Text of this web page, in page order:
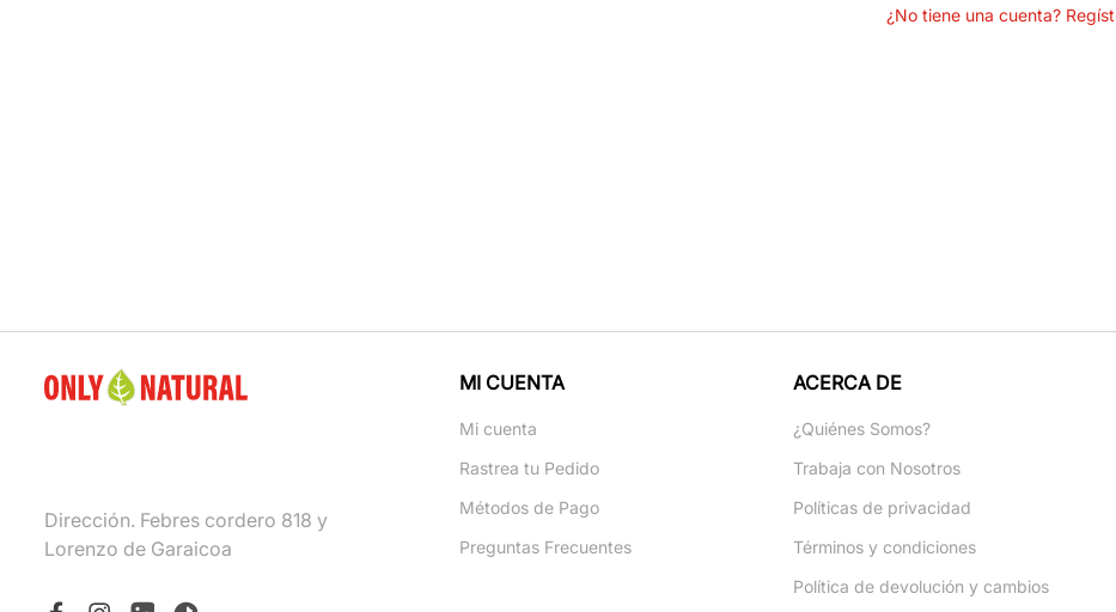
¿No tiene una cuenta?
Dirección. Febres cordero 818 y
Lorenzo de Garaicoa
MI CUENTA
Mi cuenta
Rastrea tu Pedido
Métodos de Pago
Preguntas Frecuentes
ACERCA DE
¿Quiénes Somos?
Trabaja con Nosotros
Políticas de privacidad
Términos y condiciones
Política de devolución y cambios